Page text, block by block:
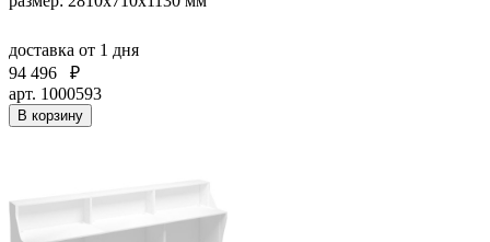
доставка от 1 дня
94 496
₽
арт. 1000593
В корзину